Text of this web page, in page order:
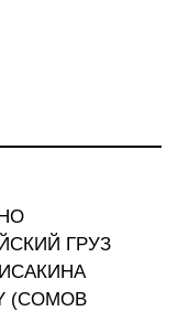
ГРУЗ
(COMОВ